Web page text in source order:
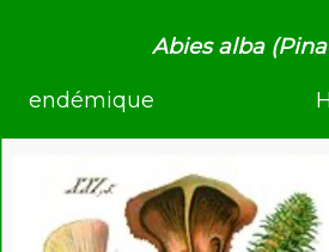
Abies alba
endémique